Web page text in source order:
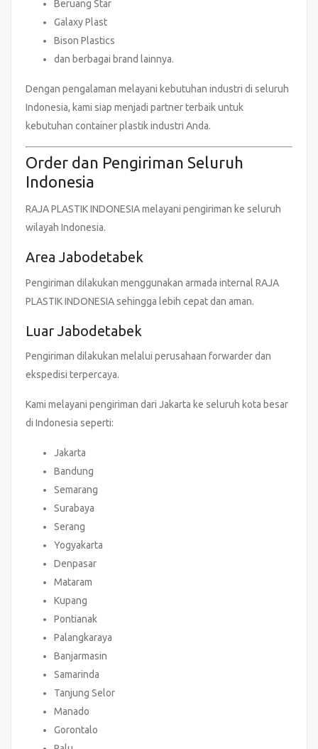
Beruang Star
Galaxy Plast
Bison Plastics
dan berbagai brand lainnya.
Dengan pengalaman melayani kebutuhan industri di seluruh
Indonesia, kami siap menjadi partner terbaik untuk
kebutuhan container plastik industri Anda.
Order dan Pengiriman Seluruh
Indonesia
RAJA PLASTIK INDONESIA melayani pengiriman ke seluruh
wilayah Indonesia.
Area Jabodetabek
Pengiriman dilakukan menggunakan armada internal RAJA
PLASTIK INDONESIA sehingga lebih cepat dan aman.
Luar Jabodetabek
Pengiriman dilakukan melalui perusahaan forwarder dan
ekspedisi terpercaya.
Kami melayani pengiriman dari Jakarta ke seluruh kota besar
di Indonesia seperti:
Jakarta
Bandung
Semarang
Surabaya
Serang
Yogyakarta
Denpasar
Mataram
Kupang
Pontianak
Palangkaraya
Banjarmasin
Samarinda
Tanjung Selor
Manado
Gorontalo